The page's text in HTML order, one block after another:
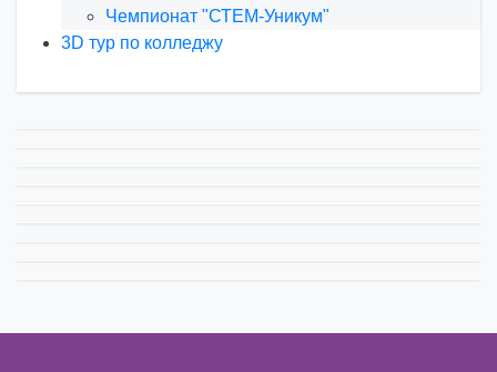
Чемпионат "СТЕМ-Уникум"
3D тур по колледжу